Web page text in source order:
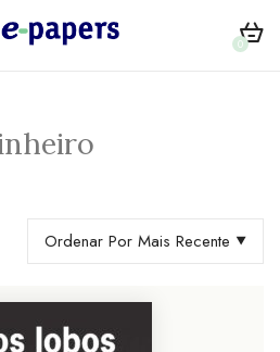
0
Ordenar Por Mais Recente